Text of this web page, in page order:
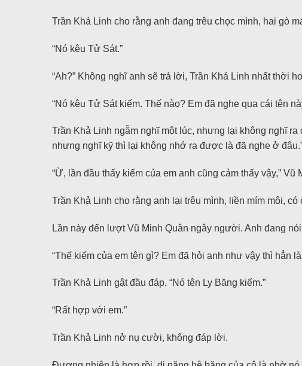
Trần Khả Linh cho rằng anh đang trêu chọc mình, hai gò
“Nó kêu Tử Sát.”
“Ah?” Không nghĩ anh sẽ trả lời, Trần Khả Linh nhất thời
“Nó kêu Tử Sát kiếm. Thế nào? Em đã nghe qua cái tên
Trần Khả Linh ngẫm nghĩ một lúc, nhưng lại không nghĩ
nhưng nghĩ kỹ thì lại không nhớ ra được là đã nghe ở
“Ừ, lần đầu thấy kiếm của em anh cũng cảm thấy vậy,” Vũ
Trần Khả Linh cho rằng anh lại trêu mình, liền mím môi,
Lần này đến lượt Vũ Minh Quân ngây người. Anh đang
“Thế kiếm của em tên gì? Em đã hỏi anh như vậy thì hẳn
Trần Khả Linh gật đầu đáp, “Nó tên Ly Băng kiếm.”
“Rất hợp với em.”
Trần Khả Linh nở nụ cười, không đáp lời.